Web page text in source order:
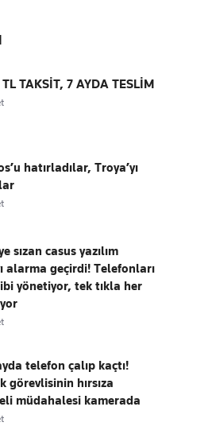
TAKSİT, 7 AYDA TESLİM
hatırladılar, Troya’yı
sızan casus yazılım
alarma geçirdi! Telefonları
yönetiyor, tek tıkla her
telefon çalıp kaçtı!
görevlisinin hırsıza
müdahalesi kamerada